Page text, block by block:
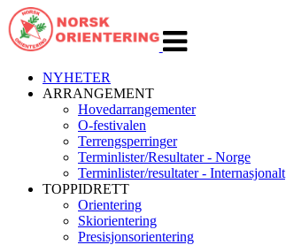
navigasjon
NYHETER
ARRANGEMENT
Hovedarrangementer
O-festivalen
Terrengsperringer
Terminlister/Resultater - Norge
Terminlister/resultater - Internasjonalt
TOPPIDRETT
Orientering
Skiorientering
Presisjonsorientering